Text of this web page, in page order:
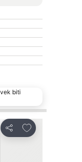
biti
Deli
Dodati u favorite